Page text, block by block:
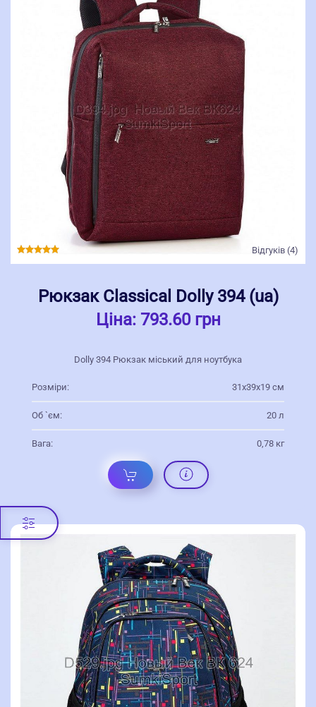
Відгуків (4)
Рюкзак Classical Dolly 394 (ua)
Ціна: 793.60 грн
Dolly 394 Рюкзак міський для ноутбука
Розміри: 31х39х19 см
Об `єм: 20 л
Вага: 0,78 кг